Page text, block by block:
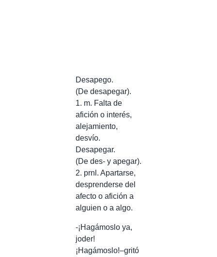
Desapego.
(De desapegar).
1. m. Falta de
afición o interés,
alejamiento,
desvío.
Desapegar.
(De des- y apegar).
2. prnl. Apartarse,
desprenderse del
afecto o afición a
alguien o a algo.
-¡Hagámoslo ya,
joder!
¡Hagámoslo!–gritó